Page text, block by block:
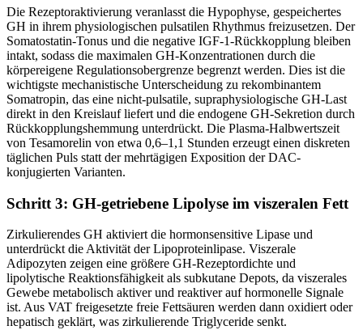
Die Rezeptoraktivierung veranlasst die Hypophyse, gespeichertes
GH in ihrem physiologischen pulsatilen Rhythmus freizusetzen. Der
Somatostatin-Tonus und die negative IGF-1-Rückkopplung bleiben
intakt, sodass die maximalen GH-Konzentrationen durch die
körpereigene Regulationsobergrenze begrenzt werden. Dies ist die
wichtigste mechanistische Unterscheidung zu rekombinantem
Somatropin, das eine nicht-pulsatile, supraphysiologische GH-Last
direkt in den Kreislauf liefert und die endogene GH-Sekretion durch
Rückkopplungshemmung unterdrückt. Die Plasma-Halbwertszeit
von Tesamorelin von etwa 0,6–1,1 Stunden erzeugt einen diskreten
täglichen Puls statt der mehrtägigen Exposition der DAC-
konjugierten Varianten.
Schritt 3: GH-getriebene Lipolyse im viszeralen Fett
Zirkulierendes GH aktiviert die hormonsensitive Lipase und
unterdrückt die Aktivität der Lipoproteinlipase. Viszerale
Adipozyten zeigen eine größere GH-Rezeptordichte und
lipolytische Reaktionsfähigkeit als subkutane Depots, da viszerales
Gewebe metabolisch aktiver und reaktiver auf hormonelle Signale
ist. Aus VAT freigesetzte freie Fettsäuren werden dann oxidiert oder
hepatisch geklärt, was zirkulierende Triglyceride senkt.